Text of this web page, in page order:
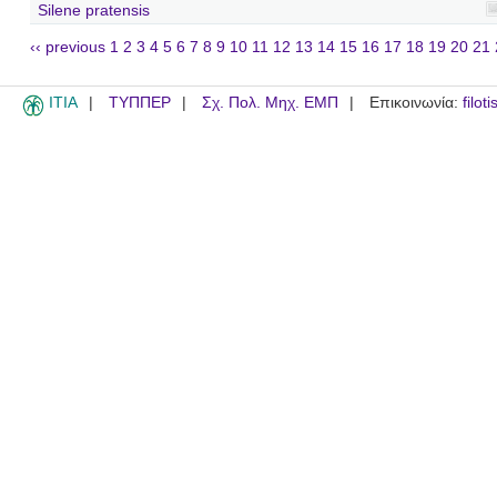
Silene pratensis
‹‹ previous 1 2 3 4 5 6 7 8 9 10 11 12 13 14 15 16 17 18 19 20 21
ITIA ΤΥΠΠΕΡ Σχ. Πολ. Μηχ. ΕΜΠ Επικοινωνία: